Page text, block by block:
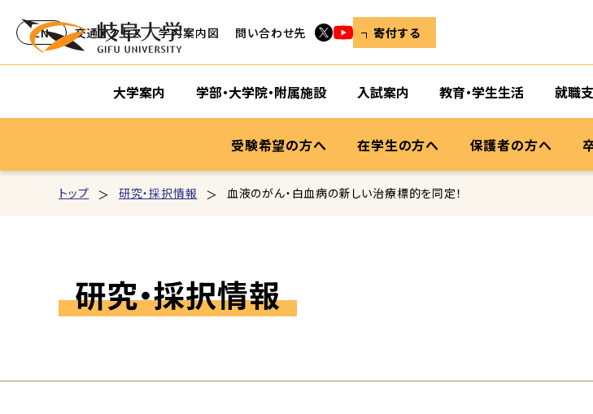
大学案内 学部・大学院・附属施設 入試案内 教育・学生生活 就職
受験希望の方へ 在学生の方へ 保護者の方へ
EN 交通アクセス 学内案内図 問い合わせ先 寄付する
トップ 研究・採択情報 血液のがん・白血病の新しい治療標的を同定！
研究・採択情報